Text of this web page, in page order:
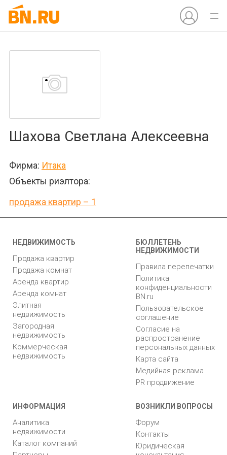
Шахова Светлана Алексеевна
Фирма: Итака
Объекты риэлтора:
продажа квартир – 1
НЕДВИЖИМОСТЬ
Продажа квартир
Продажа комнат
Аренда квартир
Аренда комнат
Элитная
недвижимость
Загородная
недвижимость
Коммерческая
недвижимость
БЮЛЛЕТЕНЬ
НЕДВИЖИМОСТИ
Правила перепечатки
Политика
конфиденциальности
BN.ru
Пользовательское
соглашение
Согласие на
распространение
персональных данных
Карта сайта
Медийная реклама
PR продвижение
ИНФОРМАЦИЯ
Аналитика
недвижимости
Каталог компаний
ВОЗНИКЛИ ВОПРОСЫ
Форум
Контакты
Юридическая